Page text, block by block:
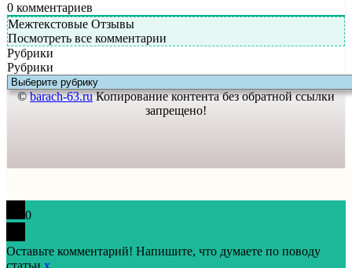
0 комментариев
Межтекстовые Отзывы
Посмотреть все комментарии
Рубрики
Рубрики
©barach-63.ruКопирование контента без обратной ссылки
запрещено!
0
Оставьте комментарий! Напишите, что думаете по поводу